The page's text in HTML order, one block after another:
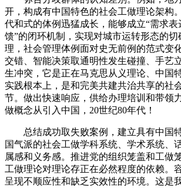
开，构成有中国特色的社会工做理论架构
代和式的体例迅猛成长，能够成立“需求表
馈”的闭环机制，实现对城市运转形态的
理，社会管理体例面对史无前例的范式变
交错、智能决策取通明性发生碰撞、手艺
生冲突，它是正在马克思从义理论、中国
实践根本上，是和完美共建共治共享的社
节。做出快速响应，供给办理培训和带领
做概念从引入中国，20世纪80年代！
总结成功取失败案例，建立具有中国
国气派的社会工做学科系统、学术系统、
属感和义务感。推进党的组织笼盖和工做
工做理论对理论存正在必然程度的依赖。
呈现不顺应性和缺乏实效性的环境。这是